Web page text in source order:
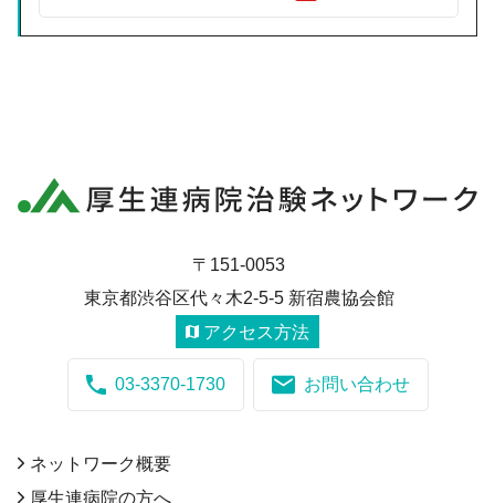
〒151-0053
東京都渋谷区代々木2-5-5 新宿農協会館
アクセス方法
03-3370-1730 お問い合わせ
ネットワーク概要
厚生連病院の方へ